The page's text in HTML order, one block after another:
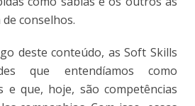
conselhos.
deste conteúdo, as Soft Skills
que entendíamos como
e que, hoje, são competências